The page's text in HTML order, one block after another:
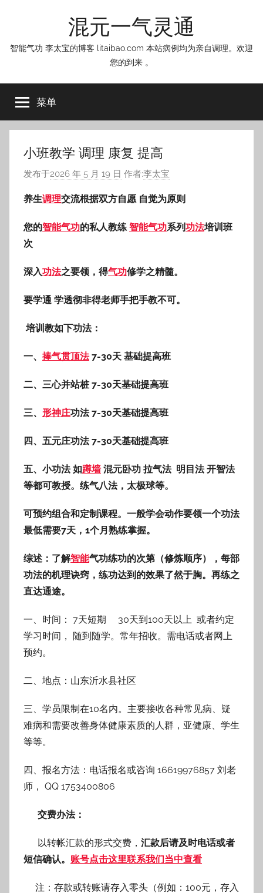
混元一气灵通
智能气功 李太宝的博客 litaibao.com 本站病例均为亲自调理。欢迎
您的到来 。
菜单
小班教学 调理 康复 提高
发布于2026 年 5 月 19 日 作者:李太宝
养生调理交流根据双方自愿 自觉为原则
您的智能气功的私人教练 智能气功系列功法培训班
次
深入功法之要领，得气功修学之精髓。
要学通 学透彻非得老师手把手教不可。
培训教如下功法：
一、 捧气贯顶法7-30天 基础提高班
二、三心并站桩 7-30天基础提高班
三、 形神庄功法 7-30天基础提高班
四、五元庄功法 7-30天基础提高班
五、小功法 如蹲墙混元卧功 拉气法 明目法 开智法
等都可教授。练气八法，太极球等。
可预约组合和定制课程。一般学会动作要领一个功法
最低需要7天，1个月熟练掌握。
综述：了解智能气功练功的次第（修炼顺序），每部
功法的机理诀窍，练功达到的效果了然于胸。再练之
直达通途。
一、时间： 7天短期 30天到100天以上 或者约定
学习时间， 随到随学。常年招收。需电话或者网上
预约。
二、地点：山东沂水县社区
三、学员限制在10名内。主要接收各种常见病、疑
难病和需要改善身体健康素质的人群，亚健康、学生
等等。
四、报名方法：电话报名或咨询 16619976857 刘老
师， QQ 1753400806
交费办法：
以转帐汇款的形式交费， 汇款后请及时电话或者
短信确认。 账号点击这里联系我们当中查看
注：存款或转账请存入零头（例如：100元，存入